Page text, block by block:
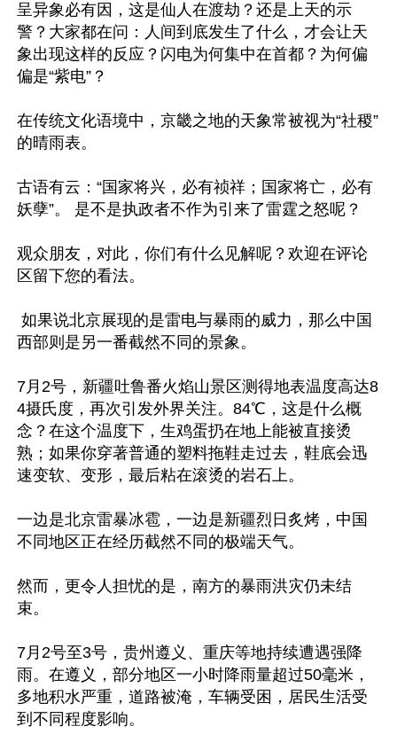
呈异象必有因，这是仙人在渡劫？还是上天的示
警？大家都在问：人间到底发生了什么，才会让天
象出现这样的反应？闪电为何集中在首都？为何偏
偏是“紫电”？
在传统文化语境中，京畿之地的天象常被视为“社稷”
的晴雨表。
古语有云：“国家将兴，必有祯祥；国家将亡，必有
妖孽”。 是不是执政者不作为引来了雷霆之怒呢？
观众朋友，对此，你们有什么见解呢？欢迎在评论
区留下您的看法。
西部则是另一番截然不同的景象。
7月2号，新疆吐鲁番火焰山景区测得地表温度高达8
4摄氏度，再次引发外界关注。84℃，这是什么概
念？在这个温度下，生鸡蛋扔在地上能被直接烫
熟；如果你穿著普通的塑料拖鞋走过去，鞋底会迅
速变软、变形，最后粘在滚烫的岩石上。
一边是北京雷暴冰雹，一边是新疆烈日炙烤，中国
不同地区正在经历截然不同的极端天气。
然而，更令人担忧的是，南方的暴雨洪灾仍未结
束。
7月2号至3号，贵州遵义、重庆等地持续遭遇强降
雨。在遵义，部分地区一小时降雨量超过50毫米，
多地积水严重，道路被淹，车辆受困，居民生活受
到不同程度影响。